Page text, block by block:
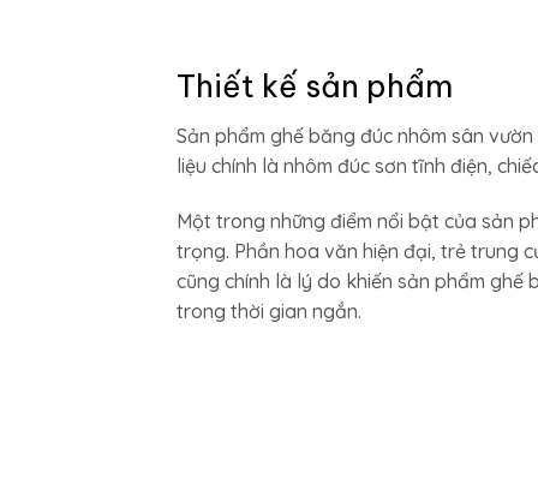
Thiết kế sản phẩm
Sản phẩm ghế băng đúc nhôm sân
liệu chính là nhôm đúc sơn tĩnh điện,
Một trong những điểm nổi bật của sản
trọng. Phần hoa văn hiện đại, trẻ trung
cũng chính là lý do khiến sản phẩm ghế
trong thời gian ngắn.